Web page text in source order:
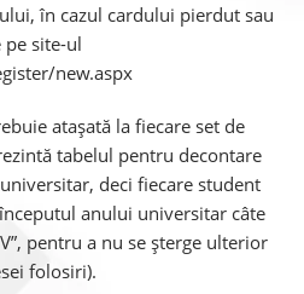
în cazul cardului pierdut sau
site-ul
new.aspx
atașată la fiecare set de
tabelul pentru decontare
deci fiecare student
anului universitar câte
pentru a nu se șterge ulterior
folosiri).